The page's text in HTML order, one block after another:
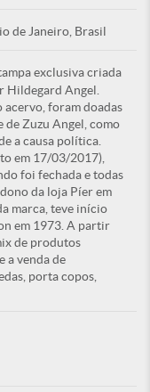
de Janeiro, Brasil
exclusiva criada
Hildegard Angel.
acervo, foram doadas
de Zuzu Angel, como
a causa política.
em 17/03/2017),
foi fechada e todas
da loja Píer em
marca, teve início
em 1973. A partir
de produtos
a venda de
porta copos,